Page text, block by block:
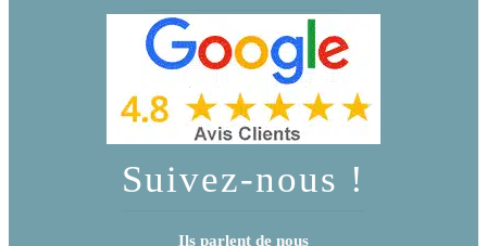
Suivez-nous !
Ils parlent de nous